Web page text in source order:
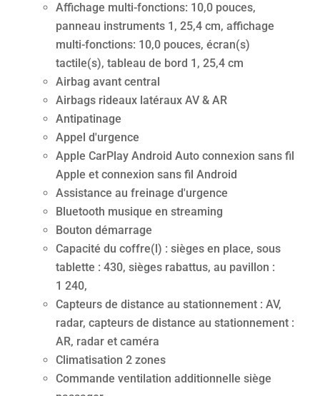
Affichage multi-fonctions: 10,0 pouces,
panneau instruments 1, 25,4 cm, affichage
multi-fonctions: 10,0 pouces, écran(s)
tactile(s), tableau de bord 1, 25,4 cm
Airbag avant central
Airbags rideaux latéraux AV & AR
Antipatinage
Appel d'urgence
Apple CarPlay Android Auto connexion sans fil
Apple et connexion sans fil Android
Assistance au freinage d'urgence
Bluetooth musique en streaming
Bouton démarrage
Capacité du coffre(l) : sièges en place, sous
tablette : 430, sièges rabattus, au pavillon :
1 240,
Capteurs de distance au stationnement : AV,
radar, capteurs de distance au stationnement :
AR, radar et caméra
Climatisation 2 zones
Commande ventilation additionnelle siège